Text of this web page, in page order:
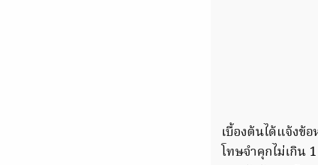
เบื้องต้นได้แจ้งข้
โทษจำคุกไม่เกิน